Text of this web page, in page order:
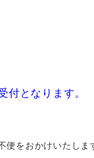
付となります。
便をおかけいたし